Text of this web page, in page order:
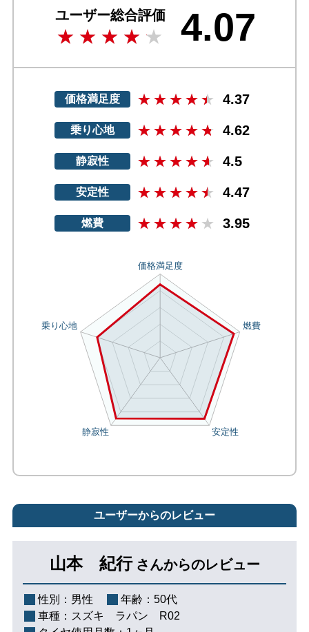
ユーザー総合評価 4.07
価格満足度 4.37
乗り心地 4.62
静寂性 4.5
安定性 4.47
燃費 3.95
ユーザーからのレビュー
山本 紀行 さんからのレビュー
性別： 男性 年齢： 50代
車種： スズキ ラパン R02